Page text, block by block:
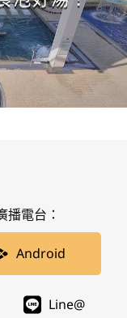
電台：
Android
Line@